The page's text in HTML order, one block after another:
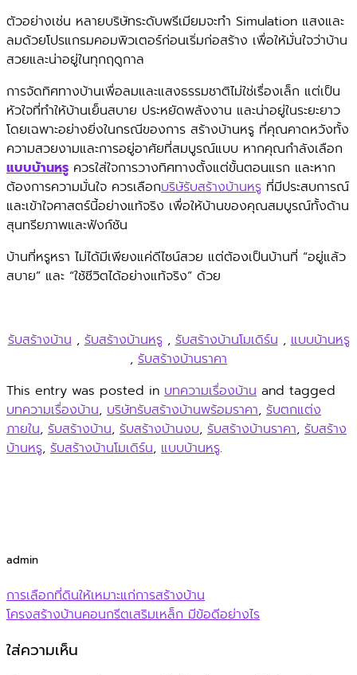
ตัวอย่างเช่น หลายบริษัทระดับพรีเมียมจะทำ Simulation แสงและ
ลมด้วยโปรแกรมคอมพิวเตอร์ก่อนเริ่มก่อสร้าง เพื่อให้มั่นใจว่าบ้าน
สวยและน่าอยู่ในทุกฤดูกาล
การจัดทิศทางบ้านเพื่อลมและแสงธรรมชาติไม่ใช่เรื่องเล็ก แต่เป็น
หัวใจที่ทำให้บ้านเย็นสบาย ประหยัดพลังงาน และน่าอยู่ในระยะยาว
โดยเฉพาะอย่างยิ่งในกรณีของการ สร้างบ้านหรู ที่คุณคาดหวังทั้ง
ความสวยงามและการอยู่อาศัยที่สมบูรณ์แบบ หากคุณกำลังเลือก
แบบบ้านหรู ควรใส่ใจการวางทิศทางตั้งแต่ขั้นตอนแรก และหาก
ต้องการความมั่นใจ ควรเลือกบริษัรับสร้างบ้านหรู ที่มีประสบการณ์
และเข้าใจศาสตร์นี้อย่างแท้จริง เพื่อให้บ้านของคุณสมบูรณ์ทั้งด้าน
สุนทรียภาพและฟังก์ชัน
บ้านที่หรูหรา ไม่ได้มีเพียงแค่ดีไซน์สวย แต่ต้องเป็นบ้านที่ “อยู่แล้ว
สบาย” และ “ใช้ชีวิตได้อย่างแท้จริง” ด้วย
รับสร้างบ้าน , รับสร้างบ้านหรู, รับสร้างบ้านโมเดิร์น , แบบบ้านหรู
, รับสร้างบ้านราคา
This entry was posted in บทความเรื่องบ้าน and tagged
บทความเรื่องบ้าน, บริษัทรับสร้างบ้านพร้อมราคา, รับตกแต่ง
ภายใน, รับสร้างบ้าน, รับสร้างบ้านงบ, รับสร้างบ้านราคา, รับสร้าง
บ้านหรู, รับสร้างบ้านโมเดิร์น, แบบบ้านหรู.
admin
การเลือกที่ดินให้เหมาะแก่การสร้างบ้าน
โครงสร้างบ้านคอนกรีตเสริมเหล็ก มีข้อดีอย่างไร
ใส่ความเห็น